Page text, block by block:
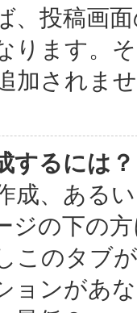
、投稿画
ります。
加されま
するには？
成、ある
ジの下の
このタブ
ョンがあ